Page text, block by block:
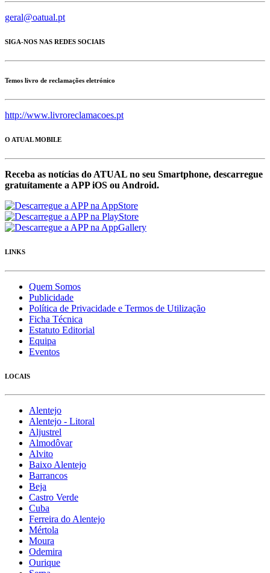
geral@oatual.pt
SIGA-NOS NAS REDES SOCIAIS
Temos livro de reclamações eletrónico
http://www.livroreclamacoes.pt
O ATUAL MOBILE
Receba as notícias do ATUAL no seu Smartphone, descarregue
gratuítamente a APP iOS ou Android.
LINKS
Quem Somos
Publicidade
Política de Privacidade e Termos de Utilização
Ficha Técnica
Estatuto Editorial
Equipa
Eventos
LOCAIS
Alentejo
Alentejo - Litoral
Aljustrel
Almodôvar
Alvito
Baixo Alentejo
Barrancos
Beja
Castro Verde
Cuba
Ferreira do Alentejo
Mértola
Moura
Odemira
Ourique